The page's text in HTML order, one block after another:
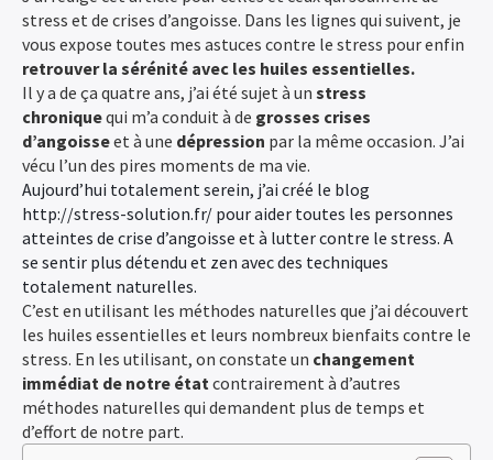
stress et de crises d’angoisse. Dans les lignes qui suivent, je
vous expose toutes mes astuces contre le stress pour enfin
retrouver la sérénité avec les huiles essentielles.
Il y a de ça quatre ans, j’ai été sujet à un stress
chroniquequi m’a conduit à de grosses crises
d’angoisseet à une dépression par la même occasion. J’ai
vécu l’un des pires moments de ma vie.
Aujourd’hui totalement serein, j’ai créé le blog
http://stress-solution.fr/ pour aider toutes les personnes
atteintes de crise d’angoisse et à lutter contre le stress. A
se sentir plus détendu et zen avec des techniques
totalement naturelles.
C’est en utilisant les méthodes naturelles que j’ai découvert
les huiles essentielles et leurs nombreux bienfaits contre le
stress. En les utilisant, on constate un changement
immédiat de notre étatcontrairement à d’autres
méthodes naturelles qui demandent plus de temps et
d’effort de notre part.